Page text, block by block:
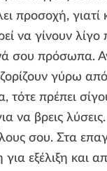
προσοχή, γιατί
να γίνουν λίγο
σου πρόσωπα.
γύρω
τότε πρέπει
να βρεις
σου. Στα
για εξέλιξη και